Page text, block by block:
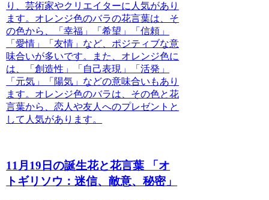
り、芸術家やクリエイターに人気があり
ます。オレンジ色のバラの花言葉は、そ
の色から、
「幸福」「希望」「信頼」
「愛情」「友情」 など、ポジティブな意
味合いが多いです。また、オレンジ色に
は、
「創造性」「自己表現」「活発」
「元気」「陽気」 などの意味合いもあり
ます。オレンジ色のバラは、その色と花
言葉から、恋人や友人へのプレゼントと
して人気があります。
11月19日の誕生花と花言葉 「オ
トギリソウ：迷信、敵意、秘密」